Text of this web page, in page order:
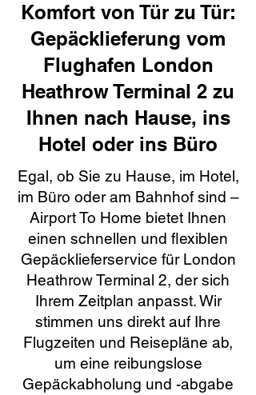
Komfort von Tür zu Tür:
Gepäcklieferung vom
Flughafen London
Heathrow Terminal 2 zu
Ihnen nach Hause, ins
Hotel oder ins Büro
Egal, ob Sie zu Hause, im Hotel,
im Büro oder am Bahnhof sind –
Airport To Home bietet Ihnen
einen schnellen und flexiblen
Gepäcklieferservice für London
Heathrow Terminal 2, der sich
Ihrem Zeitplan anpasst. Wir
stimmen uns direkt auf Ihre
Flugzeiten und Reisepläne ab,
um eine reibungslose
Gepäckabholung und -abgabe